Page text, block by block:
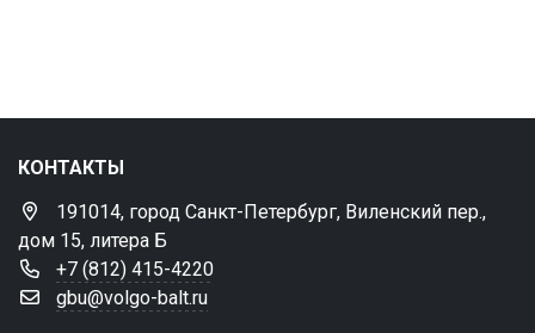
КОНТАКТЫ
191014, город Санкт-Петербург, Виленский пер.,
дом 15, литера Б
+7 (812) 415-4220
gbu@volgo-balt.ru